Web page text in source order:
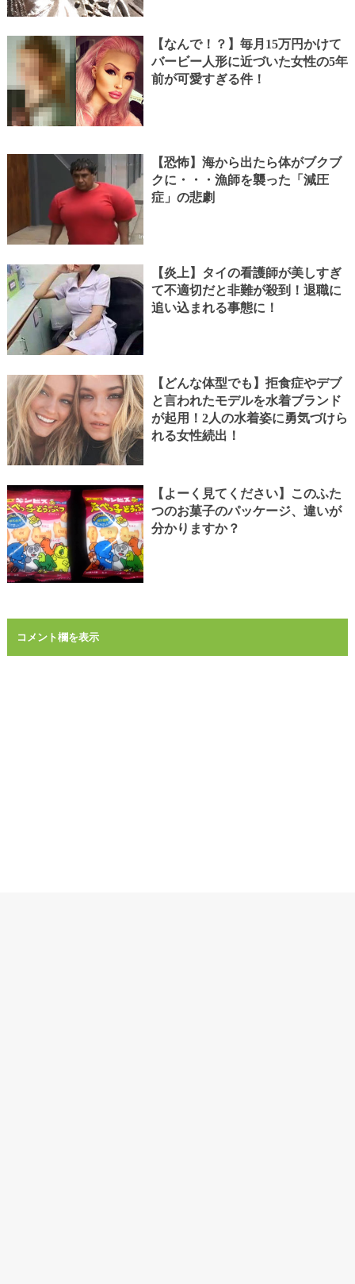
【なんで！？】毎月15万円かけて
バービー人形に近づいた女性の5年
前が可愛すぎる件！
【恐怖】海から出たら体がブクブ
クに・・・漁師を襲った「減圧
症」の悲劇
【炎上】タイの看護師が美しすぎ
て不適切だと非難が殺到！退職に
追い込まれる事態に！
【どんな体型でも】拒食症やデブ
と言われたモデルを水着ブランド
が起用！2人の水着姿に勇気づけら
れる女性続出！
【よーく見てください】このふた
つのお菓子のパッケージ、違いが
分かりますか？
コメント欄を表示